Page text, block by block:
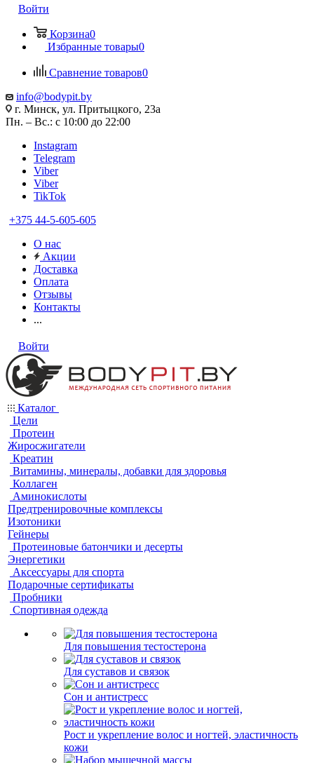
Войти
Корзина0
Избранные товары0
Сравнение товаров0
info@bodypit.by
г. Минск, ул. Притыцкого, 23а
Пн. – Вс.: с 10:00 до 22:00
Instagram
Telegram
Viber
Viber
TikTok
+375 44-5-605-605
О нас
Акции
Доставка
Оплата
Отзывы
Контакты
...
Войти
Каталог
Цели
Протеин
Жиросжигатели
Креатин
Витамины, минералы, добавки для здоровья
Коллаген
Аминокислоты
Предтренировочные комплексы
Изотоники
Гейнеры
Протеиновые батончики и десерты
Энергетики
Аксессуары для спорта
Подарочные сертификаты
Пробники
Спортивная одежда
Для повышения тестостерона
Для суставов и связок
Сон и антистресс
Рост и укрепление волос и ногтей, эластичность
кожи